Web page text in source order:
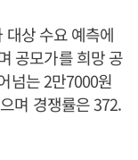
상 수요 예측에
공모가를 희망 공
넘는 2만7000원
며 경쟁률은 372.